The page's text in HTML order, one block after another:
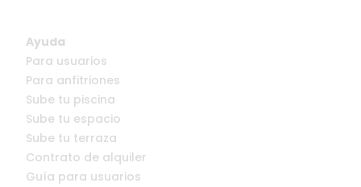
Ayuda
Para usuarios
Para anfitriones
Sube tu piscina
Sube tu espacio
Sube tu terraza
Contrato de alquiler
Guía para usuarios